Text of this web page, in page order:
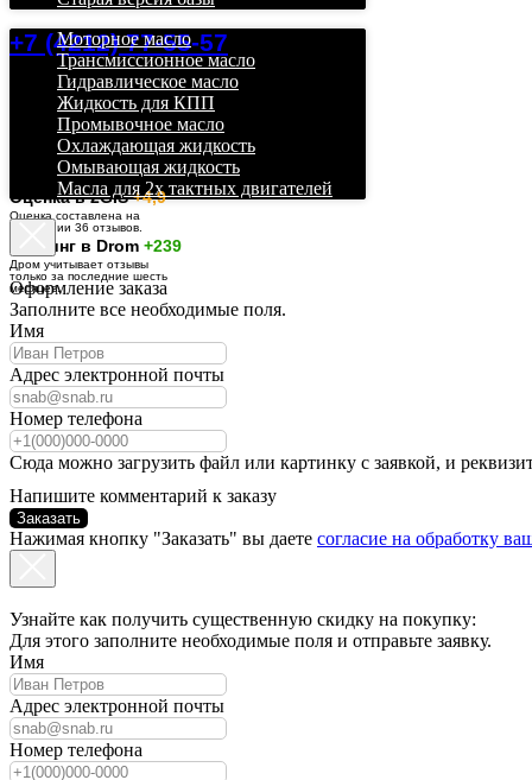
+7 (4212) 77-55-57
Оценка в 2GIS+4,9
Оценка составлена на
основании 36 отзывов.
Рейтинг в Drom +239
Дром учитывает отзывы
только за последние шесть
месяцев.
Моторное масло
Трансмиссионное масло
Гидравлическое масло
Жидкость для КПП
Промывочное масло
Охлаждающая жидкость
Омывающая жидкость
Масла для 2х тактных двигателей
Оформление заказа
Заполните все необходимые поля.
Имя
Адрес электронной почты
Номер телефона
Сюда можно загрузить файл или картинку с заявкой, и
Напишите комментарий к заказу
Заказать
Нажимая кнопку "Заказать" вы даете согласие на обработку
Узнайте как получить существенную скидку на покупку:
Для этого заполните необходимые поля и отправьте заявку.
Имя
Адрес электронной почты
Номер телефона